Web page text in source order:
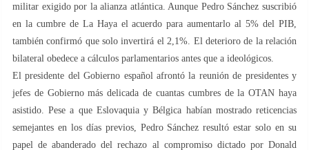
militar exigido por la alianza atlántica. Aunque Pedro Sánchez suscribió
en la cumbre de La Haya el acuerdo para aumentarlo al 5% del PIB,
también confirmó que solo invertirá el 2,1%. El deterioro de la relación
bilateral obedece a cálculos parlamentarios antes que a ideológicos.
El presidente del Gobierno español afrontó la reunión de presidentes y
jefes de Gobierno más delicada de cuantas cumbres de la OTAN haya
asistido. Pese a que Eslovaquia y Bélgica habían mostrado reticencias
semejantes en los días previos, Pedro Sánchez resultó estar solo en su
papel de abanderado del rechazo al compromiso dictado por Donald